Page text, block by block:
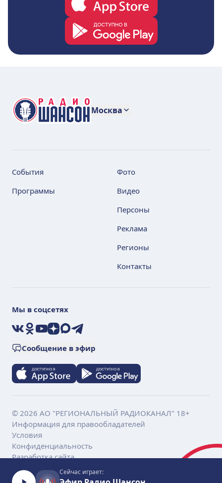
Москва
События
Программы
Фото
Видео
Персоны
Реклама
Регионы
Контакты
Мы в соцсетях
VKOkYouTube
ДзенMaxTelegram
Сообщение в эфир
© 2026 АО "РЕГИОНАЛЬНЫЙ РАДИОКАНАЛ" 18+
Информация для правообладателей
Условия
Конфиденциальность
Разработка сайта
Сейчас играет: